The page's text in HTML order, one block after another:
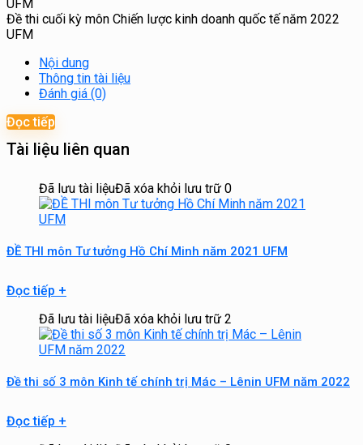
Đề thi cuối kỳ môn Chiến lược kinh doanh quốc tế năm 2022
UFM
Nội dung
Thông tin tài liệu
Đánh giá (0)
Đọc tiếp
Tài liệu liên quan
Đã lưu tài liệuĐã xóa khỏi lưu trữ 0
ĐỀ THI môn Tư tưởng Hồ Chí Minh năm 2021 UFM
Đọc tiếp +
Đã lưu tài liệuĐã xóa khỏi lưu trữ 2
Đề thi số 3 môn Kinh tế chính trị Mác – Lênin UFM năm 2022
Đọc tiếp +